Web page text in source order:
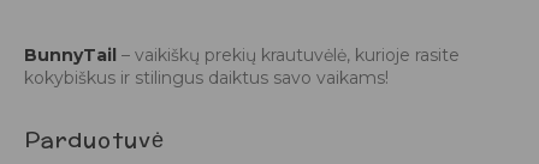
BunnyTail – vaikiškų prekių krautuvėlė, kurioje rasite
kokybiškus ir stilingus daiktus savo vaikams!
Parduotuvė